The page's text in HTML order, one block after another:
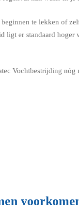
te lekken of
ligt er standaard
Vochtbestrijding